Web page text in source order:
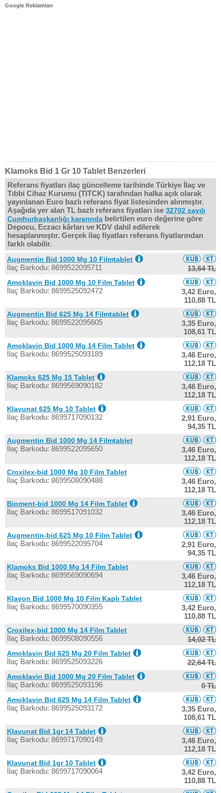
Google Reklamları
Klamoks Bid 1 Gr 10 Tablet Benzerleri
Referans fiyatları ilaç güncelleme tarihinde Türkiye İlaç ve
Tıbbi Cihaz Kurumu (TITCK) tarafından halka açık olarak
yayınlanan Euro bazlı referans fiyat listesinden alınmıştır.
Aşağıda yer alan TL bazlı referans fiyatları ise 32702 sayılı
Cumhurbaşkanlığı kararında belirtilen euro değerine göre
Depocu, Eczacı kârları ve KDV dahil edilerek
hesaplanmıştır. Gerçek ilaç fiyatları referans fiyatlarından
farklı olabilir.
Augmentin Bid 1000 Mg 10 Filmtablet
İlaç Barkodu: 8699522095711 13,64 TL
Amoklavin Bid 1000 Mg 10 Film Tablet
İlaç Barkodu: 8699525092472
3,42 Euro,
110,88 TL
Augmentin Bid 625 Mg 14 Filmtablet
İlaç Barkodu: 8699522095605
3,35 Euro,
108,61 TL
Amoklavin Bid 1000 Mg 14 Film Tablet
İlaç Barkodu: 8699525093189
3,46 Euro,
112,18 TL
Klamoks 625 Mg 15 Tablet
İlaç Barkodu: 8699569090182
3,46 Euro,
112,18 TL
Klavunat 625 Mg 10 Tablet
İlaç Barkodu: 8699717090132
2,91 Euro,
94,35 TL
Augmentin Bid 1000 Mg 14 Filmtablet
İlaç Barkodu: 8699522095650
3,46 Euro,
112,18 TL
Croxilex-bid 1000 Mg 10 Film Tablet
İlaç Barkodu: 8699508090488
3,46 Euro,
112,18 TL
Bioment-bid 1000 Mg 14 Film Tablet
İlaç Barkodu: 8699517091032
3,46 Euro,
112,18 TL
Augmentin-bid 625 Mg 10 Film Tablet
İlaç Barkodu: 8699522095704
2,91 Euro,
94,35 TL
Klamoks Bid 1000 Mg 14 Film Tablet
İlaç Barkodu: 8699569090694
3,46 Euro,
112,18 TL
Klavon Bid 1000 Mg 10 Film Kaplı Tablet
İlaç Barkodu: 8699570090355
3,42 Euro,
110,88 TL
Croxilex-bid 1000 Mg 14 Film Tablet
İlaç Barkodu: 8699508090556 14,02 TL
Amoklavin Bid 625 Mg 20 Film Tablet
İlaç Barkodu: 8699525093226 22,64 TL
Amoklavin Bid 1000 Mg 20 Film Tablet
İlaç Barkodu: 8699525093196 0 TL
Amoklavin Bid 625 Mg 14 Film Tablet
İlaç Barkodu: 8699525093172
3,35 Euro,
108,61 TL
Klavunat Bid 1gr 14 Tablet
İlaç Barkodu: 8699717090149
3,46 Euro,
112,18 TL
Klavunat Bid 1gr 10 Tablet
İlaç Barkodu: 8699717090064
3,42 Euro,
110,88 TL